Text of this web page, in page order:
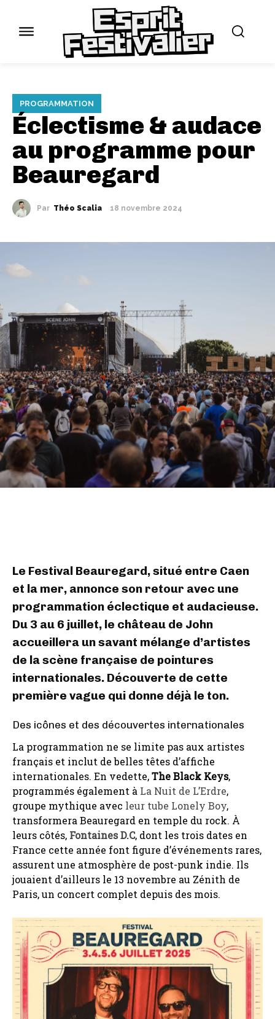
PROGRAMMATION
Éclectisme & audace
au programme pour
Beauregard
Par Théo Scalia 18 novembre 2024
Le Festival Beauregard, situé entre Caen
et la mer, annonce son retour avec une
programmation éclectique et audacieuse.
Du 3 au 6 juillet, le château de John
accueillera un savant mélange d’artistes
de la scène française de pointures
internationales. Découverte de cette
première vague qui donne déjà le ton.
Des icônes et des découvertes internationales
La programmation ne se limite pas aux artistes
français et inclut de belles têtes d’affiche
internationales. En vedette,The Black Keys,
programmés également à La Nuit de L’Erdre,
groupe mythique avec leur tube Lonely Boy,
transformera Beauregard en temple du rock. À
leurs côtés, Fontaines D.C, dont les trois dates en
France cette année font figure d’événements rares,
assurent une atmosphère de post-punk indie. Ils
jouaient d’ailleurs le 13 novembre au Zénith de
Paris, un concert complet depuis des mois.